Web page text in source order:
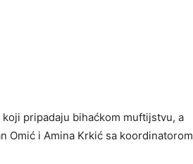
pripadaju bihaćkom muftijstvu, a
Omić i Amina Krkić sa koordinatorom